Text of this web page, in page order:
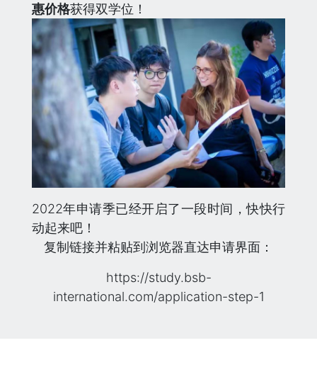
惠价格获得双学位！
2022年申请季已经开启了一段时间，快快行
动起来吧！
复制链接并粘贴到浏览器直达申请界面：
https://study.bsb-
international.com/application-step-1